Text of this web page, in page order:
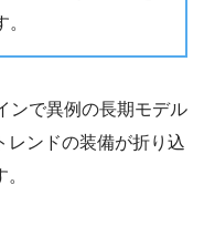
ンで異例の長期モデル
レンドの装備が折り込